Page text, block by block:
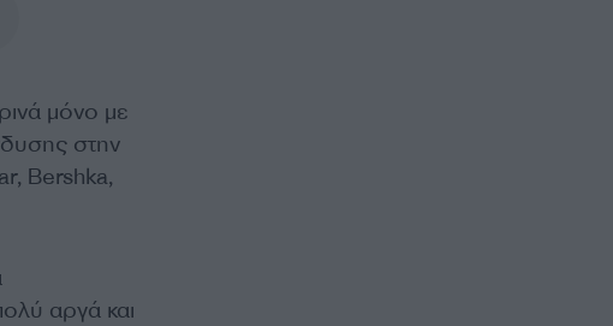
μόνο με
στην
Bershka,
αργά και